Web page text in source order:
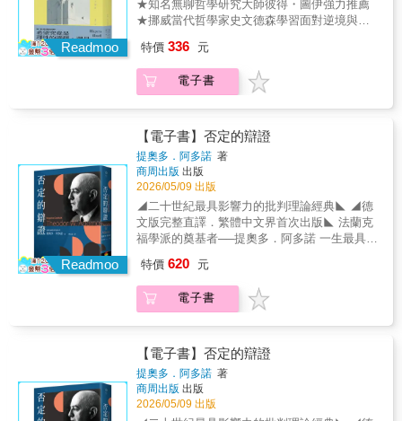
學習死亡」。。✦死亡並非生命中的事件，因
為人無法經驗死亡本書最核心的理論貢獻：對
「死亡」與「年老」之本質差別的微觀解析。
死亡。✦往死(Dying)與年老(Ageing)：動態的生
命議題既然死亡本身是無法指稱的「無」
（Nothing），那麼哲學的主戰場便應移至「往
死」（Dying）與「年老」（Ageing）這兩個動
態過程。「現在進行式」的生命過程，才是當
代年老哲學最應直面的生命議題。✦年老學的
現象學轉向：本書將「年老」從生物學衰老轉
化為現象學的「在世存有」分析。超越傳統死
亡觀的二元對立，洞察年老是肉身在時間中喪
失本己性的進行式。透過「往死」的動態視
角，揭示老去即是主體與世界連結的剝落，使
年老成為一種具備本體論意義的存活危機，而
非僅是死亡的序幕。並揭示年老的「他者
性」。
Readmoo
★知名無聊哲學研究大師彼得・圖伊強力推薦
★挪威當代哲學家史文德森學習面對逆境與恐
件——「沒有希望與渴望，我們將寸步難
行。」在充滿戰爭、氣候危機與個人焦慮的時
代，希望常被視為天真、逃避，甚至是一種自
身。真正的希望，存在於不確定之中，也存在
於行動之中。☆充分理解現實、打破非理性恐
懼、重建行動力量的自由之書☆挪威知名哲學
家拉斯．史文德森結合哲學史、現代生活案例
與文學影視作品，深入探討人們在恐懼、絕望
與不確定的處境中，希望如何驅動我們的選擇
與行動。他與叔本華、尼采、扎普菲等傳統著
名悲觀思想家對話，也檢視宗教式的絕對信
念，並提出幾個直指核心的思考：1 希望與願
險的自我欺騙？3 若希望不能改變世界其價值
何在？4 戰爭與氣候危機中還能希望什麼？最
後，作者指出，希望並不保證成功，但它讓人
願意嘗試、願意承擔風險，也願意為未來負
責。沒有希望，人將失去行動的動力；而正是
行動，使改變成為可能。▍ 在混亂世代藉哲
學思考日常，重新對焦我們與世界的關係
挪威當代知名哲學家拉斯．史文德森，擅長以
特價 336 元
電子書
Readmoo
【電子書】否定的辯證
提奧多．阿多諾 著
商周出版 出版
2026/05/09 出版
◢二十世紀最具影響力的批判理論經典◣ ◢德
文版完整直譯．繁體中文界首次出版◣ 法蘭克
福學派的奠基者──提奧多．阿多諾 一生最具代
諾為二十世紀德國最重要的哲學家與社會理論
家，屬於法蘭克福學派核心成員，其思想橫跨
哲學、社會學、美學與音樂理論，不僅深深影
留下深刻的痕跡。 《否定的辯證》被視為阿多
諾一生學術生涯的代表作，出版於一九六六
年，源自於阿多諾於法蘭克福大學任教期間，
開設「否定的辯證」課程，而本書出版之後便
成為該課程的教材，也是一九六○年代以後阿多
特價 620 元
電子書
【電子書】否定的辯證
提奧多．阿多諾 著
商周出版 出版
2026/05/09 出版